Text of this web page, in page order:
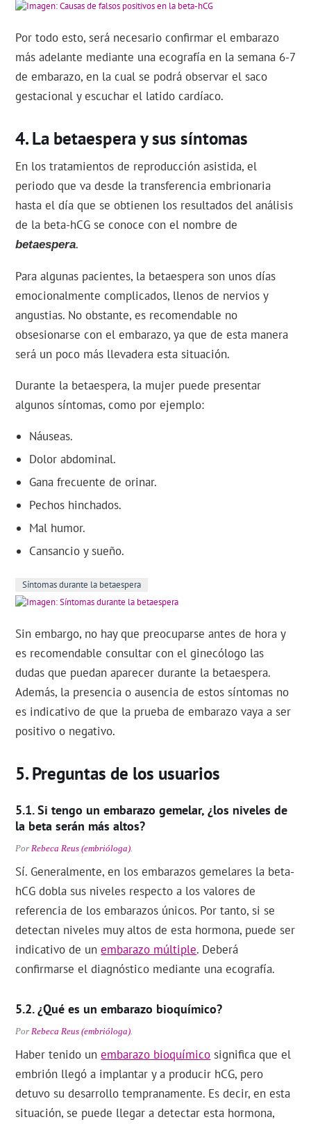
Por todo esto, será necesario confirmar el embarazo
más adelante mediante una ecografía en la semana 6-7
de embarazo, en la cual se podrá observar el saco
gestacional y escuchar el latido cardíaco.
La betaespera y sus síntomas
En los tratamientos de reproducción asistida, el
periodo que va desde la transferencia embrionaria
hasta el día que se obtienen los resultados del análisis
de la beta-hCG se conoce con el nombre de
betaespera.
Para algunas pacientes, la betaespera son unos días
emocionalmente complicados, llenos de nervios y
angustias. No obstante, es recomendable no
obsesionarse con el embarazo, ya que de esta manera
será un poco más llevadera esta situación.
Durante la betaespera, la mujer puede presentar
algunos síntomas, como por ejemplo:
Náuseas.
Dolor abdominal.
Gana frecuente de orinar.
Pechos hinchados.
Mal humor.
Cansancio y sueño.
Síntomas durante la betaespera
Sin embargo, no hay que preocuparse antes de hora y
es recomendable consultar con el ginecólogo las
dudas que puedan aparecer durante la betaespera.
Además, la presencia o ausencia de estos síntomas no
es indicativo de que la prueba de embarazo vaya a ser
positivo o negativo.
Preguntas de los usuarios
Si tengo un embarazo gemelar, ¿los niveles de
la beta serán más altos?
PorRebeca Reus (embrióloga).
Sí. Generalmente, en los embarazos gemelares la beta-
hCG dobla sus niveles respecto a los valores de
referencia de los embarazos únicos. Por tanto, si se
detectan niveles muy altos de esta hormona, puede ser
indicativo de unembarazo múltiple. Deberá
confirmarse el diagnóstico mediante una ecografía.
¿Qué es un embarazo bioquímico?
PorRebeca Reus (embrióloga).
Haber tenido unembarazo bioquímico significa que el
embrión llegó a implantar y a producir hCG, pero
detuvo su desarrollo tempranamente. Es decir, en esta
situación, se puede llegar a detectar esta hormona,